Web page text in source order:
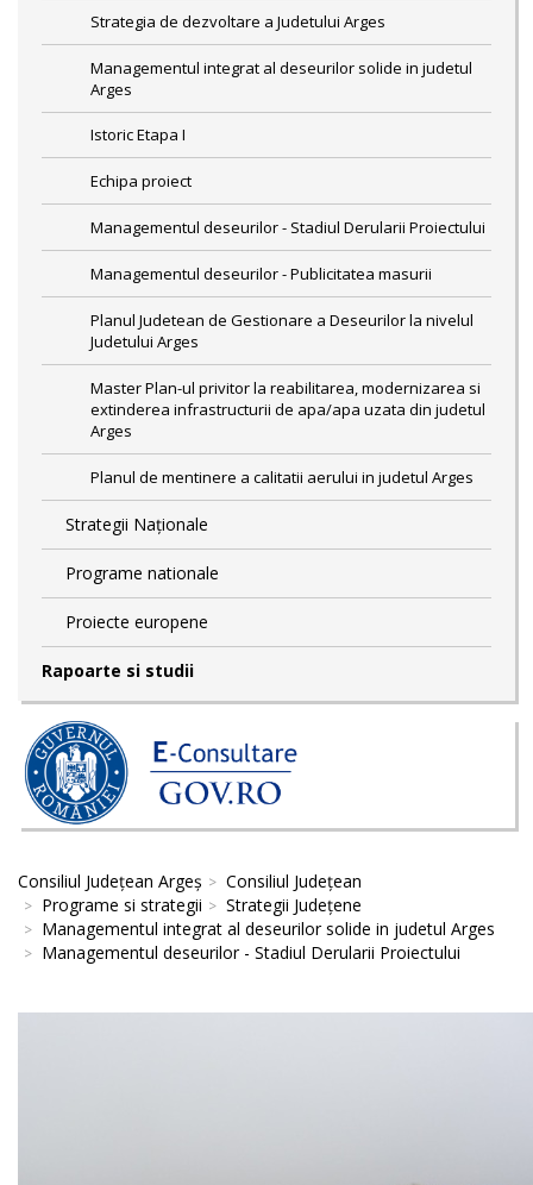
Strategia de dezvoltare a Judetului Arges
Managementul integrat al deseurilor solide in judetul
Arges
Istoric Etapa I
Echipa proiect
Managementul deseurilor - Stadiul Derularii Proiectului
Managementul deseurilor - Publicitatea masurii
Planul Judetean de Gestionare a Deseurilor la nivelul
Judetului Arges
Master Plan-ul privitor la reabilitarea, modernizarea si
extinderea infrastructurii de apa/apa uzata din judetul
Arges
Planul de mentinere a calitatii aerului in judetul Arges
Strategii Naționale
Programe nationale
Proiecte europene
Rapoarte si studii
Consiliul Județean Argeș
Consiliul Județean
Programe si strategii
Strategii Județene
Managementul integrat al deseurilor solide in judetul Arges
Managementul deseurilor - Stadiul Derularii Proiectului